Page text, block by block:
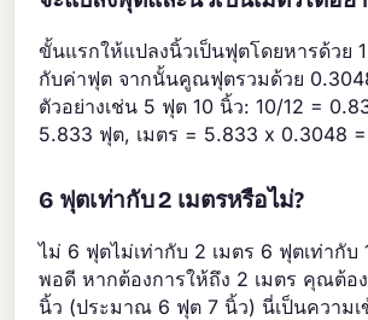
ขั้นแรกให้แปลงนิ้วเป็นฟุตโดยหารด้วย
กับค่าฟุต จากนั้นคูณฟุตรวมด้วย
ตัวอย่างเช่น 5 ฟุต 10 นิ้ว: 10/12 =
5.833 ฟุต, เมตร = 5.833 x 0.3048 =
6 ฟุตเท่ากับ 2 เมตรหรือไม่?
ไม่ 6 ฟุตไม่เท่ากับ 2 เมตร 6 ฟุตเท่ากับ
พอดี หากต้องการให้ถึง 2 เมตร คุณต้อ
นิ้ว (ประมาณ 6 ฟุต 7 นิ้ว) นี่เป็นความเ